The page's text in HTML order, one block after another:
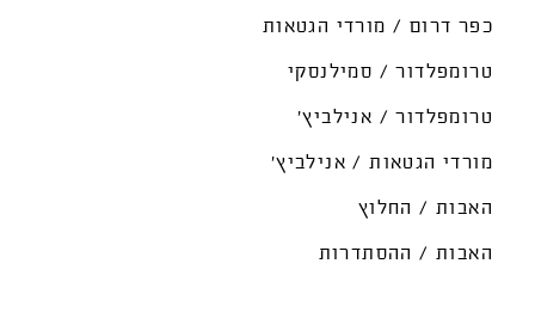
כפר דרום / מורדי הגטאות
טרומפלדור / סמילנסקי
טרומפלדור / אנילביץ'
מורדי הגטאות / אנילביץ'
האבות / החלוץ
האבות / ההסתדרות